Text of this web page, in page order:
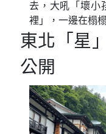
去，大吼「壞小
裡」，一邊在榻
東北「星
公開